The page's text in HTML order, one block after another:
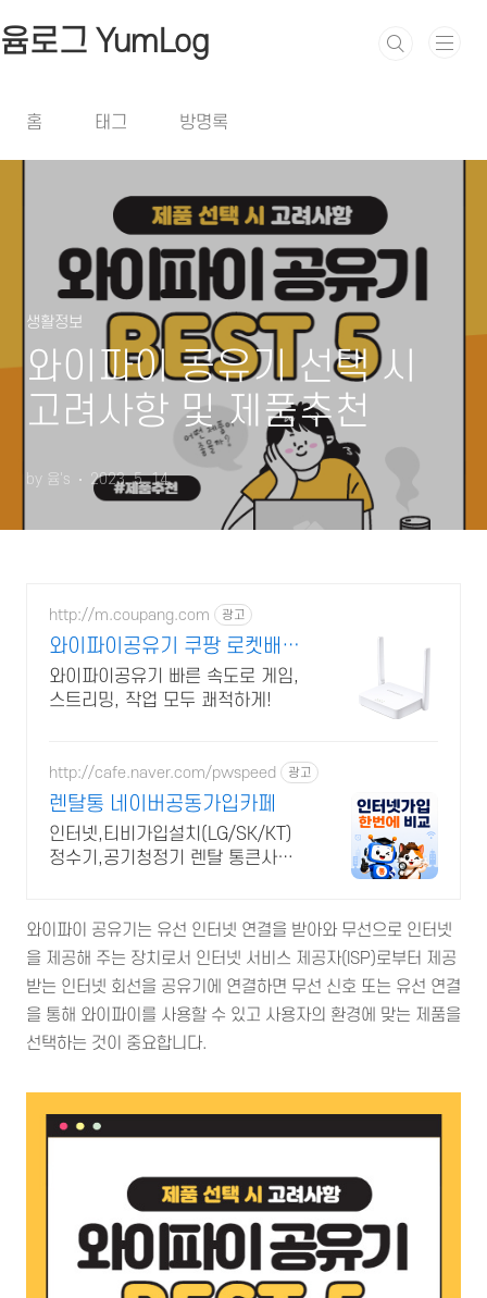
윰로그 YumLog
홈 태그 방명록
생활정보
와이파이 공유기 선택 시
고려사항 및 제품추천
by 윰's 2023. 5. 14.
http://m.coupang.com 광고
와이파이공유기 쿠팡 로켓배송
으로 내일 도착
와이파이공유기 빠른 속도로 게임,
스트리밍, 작업 모두 쾌적하게!
http://cafe.naver.com/pwspeed 광고
렌탈통 네이버공동가입카페
인터넷,티비가입설치(LG/SK/KT)
정수기,공기청정기 렌탈 통큰사은
와이파이 공유기는 유선 인터넷 연결을 받아와 무선으로 인터넷
을 제공해 주는 장치로서 인터넷 서비스 제공자(ISP)로부터 제공
받는 인터넷 회선을 공유기에 연결하면 무선 신호 또는 유선 연결
을 통해 와이파이를 사용할 수 있고 사용자의 환경에 맞는 제품을
선택하는 것이 중요합니다.